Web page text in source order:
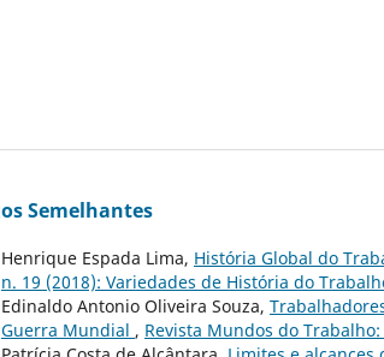
Semelhantes
Henrique Espada Lima, História Global do
n. 19 (2018): Variedades de História do
Edinaldo Antonio Oliveira Souza,
Guerra Mundial , Revista Mundos do Trabalho: